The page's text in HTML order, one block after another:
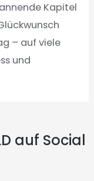
Kapitel
– auf viele
und
auf Social